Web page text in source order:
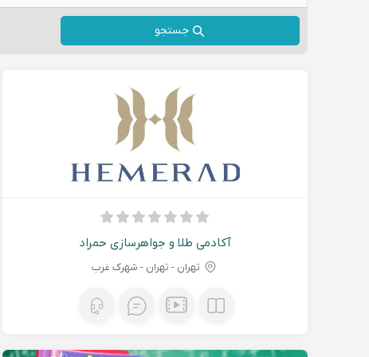
جستجو
آکادمی طلا و جواهرسازی حمراد
تهران - تهران - شهرک غرب